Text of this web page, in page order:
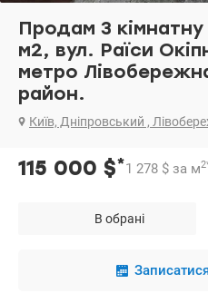
Продам 3
м2, вул. Раїси
метро
район.
Київ, Дніпровський ,
115 000 $*1 278 $ за м2
В обрані